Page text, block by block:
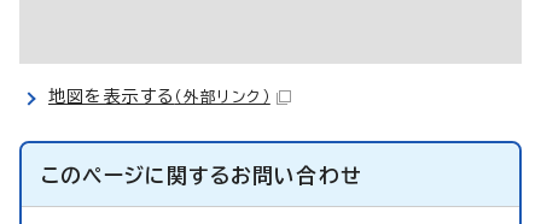
地図を表示する （外部リンク）
このページに関するお問い合わせ